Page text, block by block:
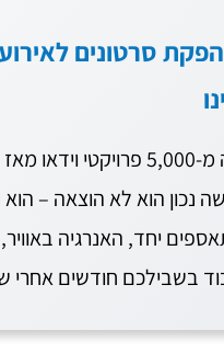
ניסיון בהפקת סרטונים
נכון הוא לא הוצאה –
יחד, האנרגיה
בשבילכם חודשים אחרי